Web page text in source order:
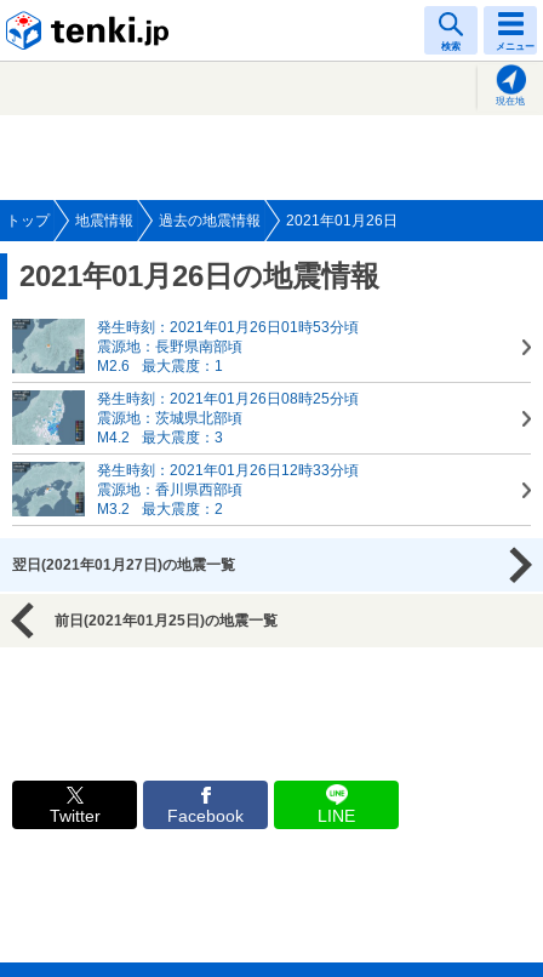
検索 メニュー
現在地
トップ 地震情報 過去の地震情報 2021年01月26日
2021年01月26日の地震情報
発生時刻：2021年01月26日01時53分頃
震源地：長野県南部頃
M2.6
最大震度：1
発生時刻：2021年01月26日08時25分頃
震源地：茨城県北部頃
M4.2
最大震度：3
発生時刻：2021年01月26日12時33分頃
震源地：香川県西部頃
M3.2
最大震度：2
翌日(2021年01月27日)の地震一覧
前日(2021年01月25日)の地震一覧
Twitter Facebook LINE